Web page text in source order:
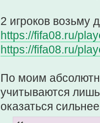
2 игроков возьму
https://fifa08.ru/
https://fifa08.ru/
По моим
учитываются
оказаться